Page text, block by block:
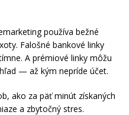
používa bežné
Falošné bankové linky
A prémiové linky môžu
— až kým nepríde účet.
ako za päť minút získaných
a zbytočný stres.